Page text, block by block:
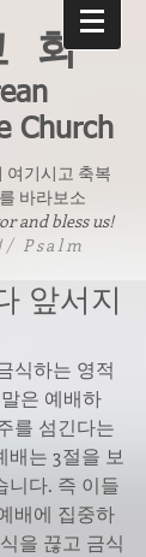
회
Church
여기시고 축복
바라보소
and bless us!
/ Psalm
앞서지
식하는 영적
은 예배하
를 섬긴다는
배는 3절을 보
니다. 즉 이들
배에 집중하
을 끊고 금식